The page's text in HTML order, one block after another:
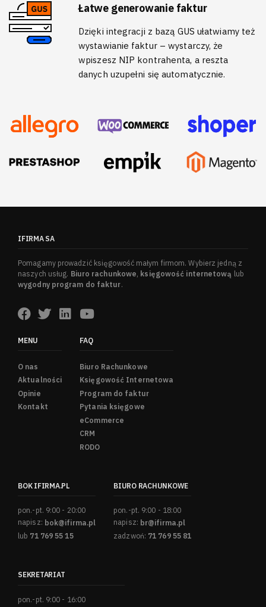
Łatwe generowanie faktur
Dzięki integracji z bazą GUS ułatwiamy też
wystawianie faktur – wystarczy, że
wpiszesz NIP kontrahenta, a reszta
danych uzupełni się automatycznie.
IFIRMA SA
Pomagamy prowadzić księgowość małym firmom. Wybierz jedną z
naszych usług. Biuro rachunkowe, księgowość internetową lub
wygodny program do faktur.
MENU
O nas
Aktualności
Opinie
Kontakt
FAQ
Biuro Rachunkowe
Księgowość Internetowa
Program do faktur
Pytania księgowe
eCommerce
CRM
RODO
BOK IFIRMA.PL
pon.-pt. 9:00 - 20:00
napisz: bok@ifirma.pl
lub 71 769 55 15
BIURO RACHUNKOWE
pon.-pt. 9:00 - 18:00
napisz: br@ifirma.pl
zadzwoń: 71 769 55 81
SEKRETARIAT
pon.-pt. 9:00 - 16:00